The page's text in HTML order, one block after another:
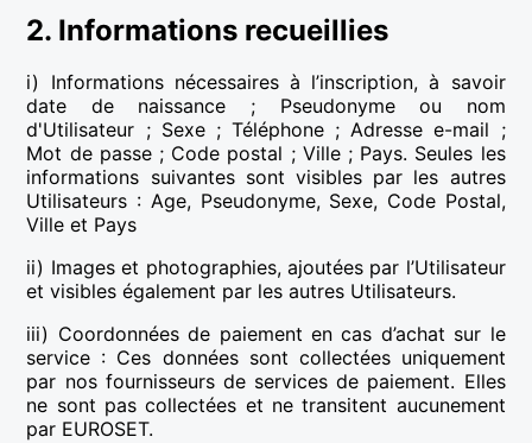
2. Informations recueillies
i) Informations nécessaires à l’inscription, à savoir
date de naissance ; Pseudonyme ou nom
d'Utilisateur ; Sexe ; Téléphone ; Adresse e-mail ;
Mot de passe ; Code postal ; Ville ; Pays. Seules les
informations suivantes sont visibles par les autres
Utilisateurs : Age, Pseudonyme, Sexe, Code Postal,
Ville et Pays
ii) Images et photographies, ajoutées par l’Utilisateur
et visibles également par les autres Utilisateurs.
iii) Coordonnées de paiement en cas d’achat sur le
service : Ces données sont collectées uniquement
par nos fournisseurs de services de paiement. Elles
ne sont pas collectées et ne transitent aucunement
par EUROSET.